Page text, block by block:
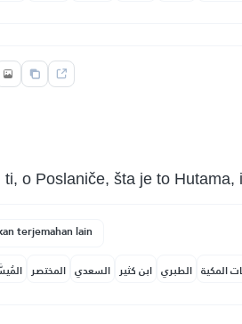
ti, o Poslaniče, šta je to
terjemahan lain
المختصر السعدي ابن كثير الطبري المكية